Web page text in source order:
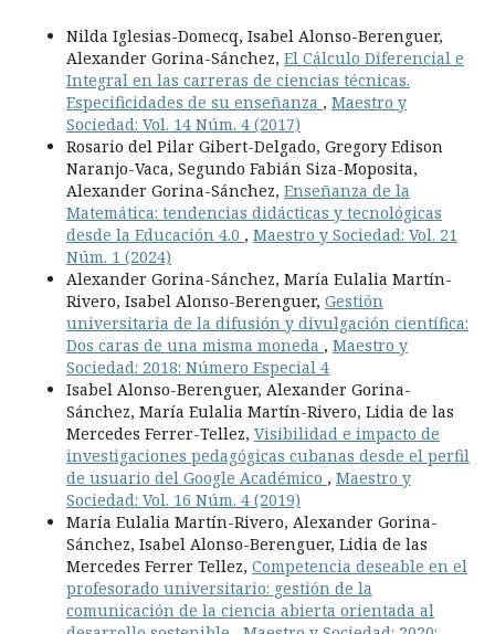
Nilda Iglesias-Domecq, Isabel Alonso-Berenguer,
Alexander Gorina-Sánchez, El Cálculo Diferencial e
Integral en las carreras de ciencias técnicas.
Especificidades de su enseñanza , Maestro y
Sociedad: Vol. 14 Núm. 4 (2017)
Rosario del Pilar Gibert-Delgado, Gregory Edison
Naranjo-Vaca, Segundo Fabián Siza-Moposita,
Alexander Gorina-Sánchez, Enseñanza de la
Matemática: tendencias didácticas y tecnológicas
desde la Educación 4.0 , Maestro y Sociedad: Vol. 21
Núm. 1 (2024)
Alexander Gorina-Sánchez, María Eulalia Martín-
Rivero, Isabel Alonso-Berenguer, Gestión
universitaria de la difusión y divulgación científica:
Dos caras de una misma moneda , Maestro y
Sociedad: 2018: Número Especial 4
Isabel Alonso-Berenguer, Alexander Gorina-
Sánchez, María Eulalia Martín-Rivero, Lidia de las
Mercedes Ferrer-Tellez, Visibilidad e impacto de
investigaciones pedagógicas cubanas desde el perfil
de usuario del Google Académico , Maestro y
Sociedad: Vol. 16 Núm. 4 (2019)
María Eulalia Martín-Rivero, Alexander Gorina-
Sánchez, Isabel Alonso-Berenguer, Lidia de las
Mercedes Ferrer Tellez, Competencia deseable en el
profesorado universitario: gestión de la
comunicación de la ciencia abierta orientada al